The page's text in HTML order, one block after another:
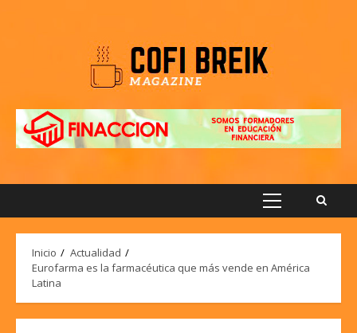
Menú
Inicio
Actualidad
Eurofarma es la farmacéutica que más vende en América
Latina